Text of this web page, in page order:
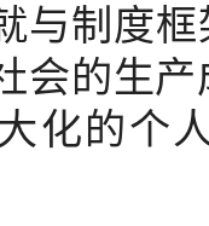
与制度
会的生
化的个